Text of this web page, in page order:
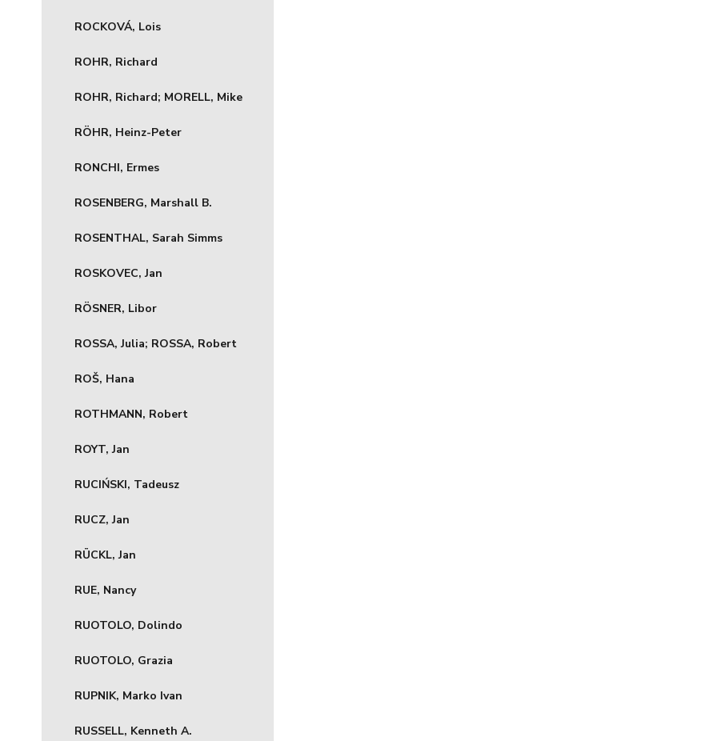
ROCKOVÁ, Lois
ROHR, Richard
ROHR, Richard; MORELL, Mike
RÖHR, Heinz-Peter
RONCHI, Ermes
ROSENBERG, Marshall B.
ROSENTHAL, Sarah Simms
ROSKOVEC, Jan
RÖSNER, Libor
ROSSA, Julia; ROSSA, Robert
ROŠ, Hana
ROTHMANN, Robert
ROYT, Jan
RUCIŃSKI, Tadeusz
RUCZ, Jan
RÜCKL, Jan
RUE, Nancy
RUOTOLO, Dolindo
RUOTOLO, Grazia
RUPNIK, Marko Ivan
RUSSELL, Kenneth A.